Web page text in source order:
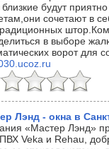
будут
сочетают в
в выборе
ворот для
Лэнд - окна в
«Мастер Лэнд»
Veka и Rehau,